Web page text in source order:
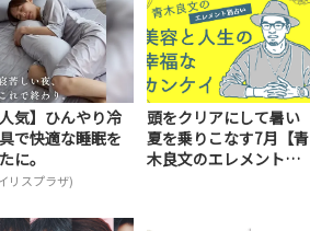
人気】ひんやり冷
で快適な睡眠を
に。
リスプラザ)
頭をクリアにして暑い
夏を乗りこなす7月【青
木良文のエレメント別